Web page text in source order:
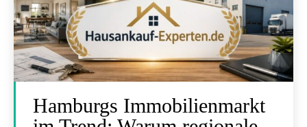
Hamburgs Immobilienmarkt